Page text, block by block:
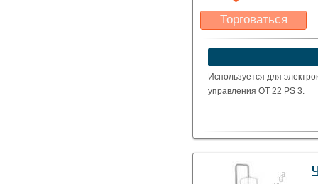
Торговаться
Какая цена Вас
устроит?
Используется для
управления OT 22 PS 3.